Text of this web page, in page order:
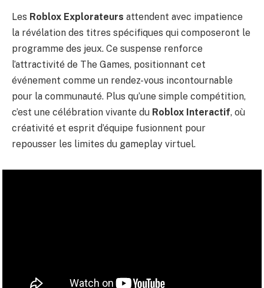
Les Roblox Explorateurs attendent avec impatience
la révélation des titres spécifiques qui composeront le
programme des jeux. Ce suspense renforce
l’attractivité de The Games, positionnant cet
événement comme un rendez-vous incontournable
pour la communauté. Plus qu’une simple compétition,
c’est une célébration vivante du Roblox Interactif, où
créativité et esprit d’équipe fusionnent pour
repousser les limites du gameplay virtuel.